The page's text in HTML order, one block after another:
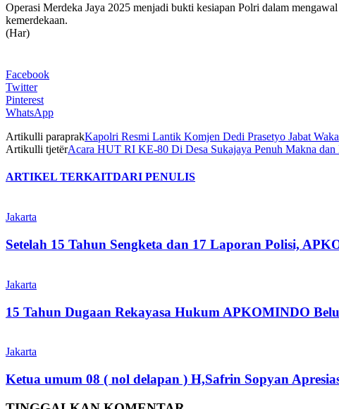
Operasi Merdeka Jaya 2025 menjadi bukti kesiapan Polri dalam
kemerdekaan.
(Har)
Facebook
Twitter
Pinterest
WhatsApp
Artikulli paraprakKapolri Resmi Lantik Komjen Dedi Prasetyo Jabat
Artikulli tjetërAcara HUT RI KE-80 Di Desa Sukajaya Penuh Makna dan
ARTIKEL TERKAITDARI PENULIS
Jakarta
Setelah 15 Tahun Sengketa dan 17 Laporan Polisi,
Jakarta
15 Tahun Dugaan Rekayasa Hukum APKOMINDO
Jakarta
Ketua umum 08 ( nol delapan ) H,Safrin Sopyan